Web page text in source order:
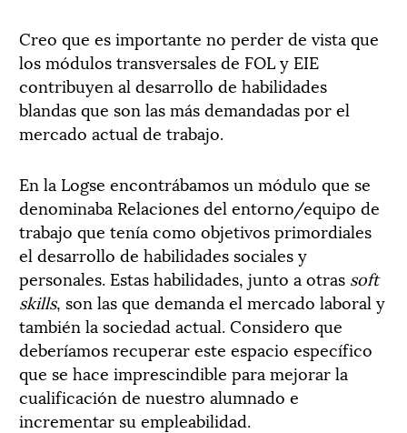
Creo que es importante no perder de vista que
los módulos transversales de FOL y EIE
contribuyen al desarrollo de habilidades
blandas que son las más demandadas por el
mercado actual de trabajo.
En la Logse encontrábamos un módulo que se
denominaba Relaciones del entorno/equipo de
trabajo que tenía como objetivos primordiales
el desarrollo de habilidades sociales y
personales. Estas habilidades, junto a otras soft
skills, son las que demanda el mercado laboral y
también la sociedad actual. Considero que
deberíamos recuperar este espacio específico
que se hace imprescindible para mejorar la
cualificación de nuestro alumnado e
incrementar su empleabilidad.